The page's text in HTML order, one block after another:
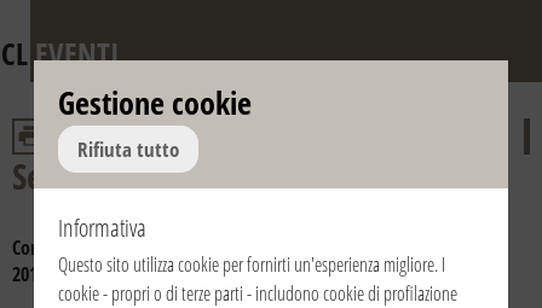
CLEVENTI
Settimana Santa e Pasqua
Consulta gli anni :
2011
2010 2009
Gestione cookie
Rifiuta tutto
Informativa
Questo sito utilizza cookie per fornirti un'esperienza migliore. I
cookie - propri o di terze parti - includono cookie di profilazione